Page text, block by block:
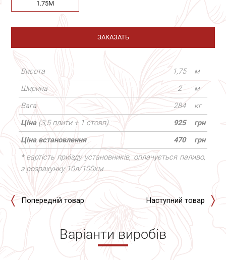
1.75М
ЗАКАЗАТЬ
Висота 1,75
м
Ширина
2
м
Вага
284
кг
Ціна (3,5 плити + 1 стовп) 925
грн
Ціна встановлення
470
грн
* вартість приїзду установників, оплачується паливо,
з розрахунку 10л/100км
Попередній товар Наступний товар
Варіанти виробів